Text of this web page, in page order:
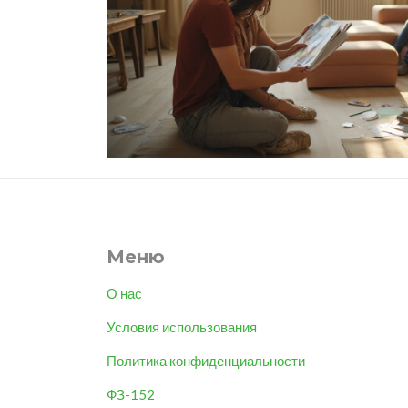
Меню
О нас
Условия использования
Политика конфиденциальности
ФЗ-152